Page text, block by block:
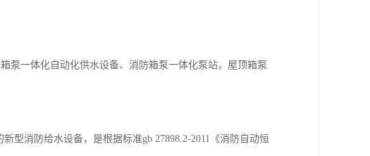
泵一体化自动化供水设备、消防箱泵一体化泵站，屋顶箱泵
型消防给水设备，是根据标准gb 27898.2-2011《消防自动恒